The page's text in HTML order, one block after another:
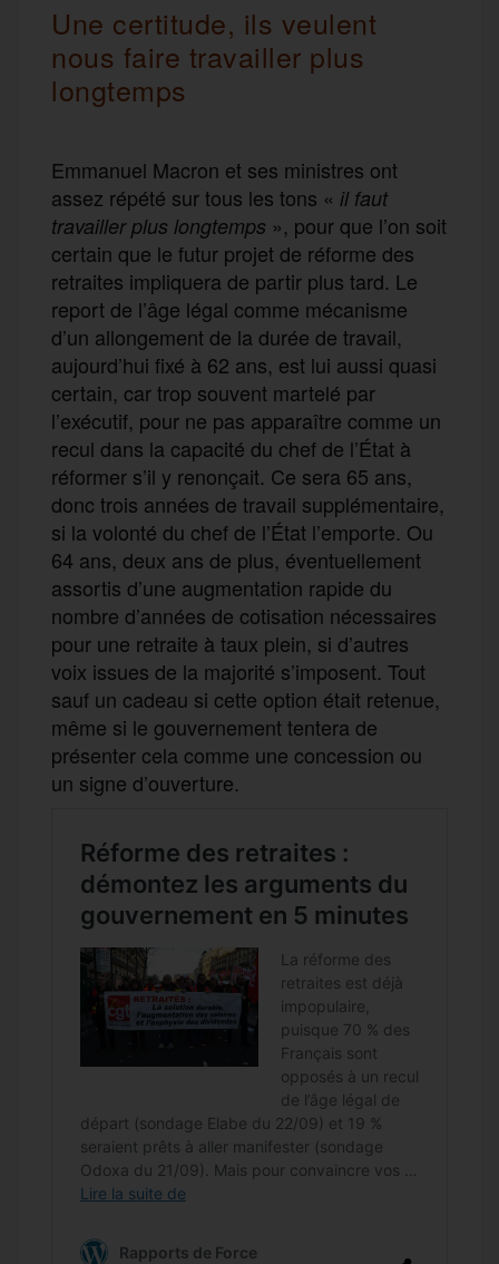
Une certitude, ils veulent
nous faire travailler plus
longtemps
Emmanuel Macron et ses ministres ont
assez répété sur tous les tons « il faut
travailler plus longtemps », pour que l’on soit
certain que le futur projet de réforme des
retraites impliquera de partir plus tard. Le
report de l’âge légal comme mécanisme
d’un allongement de la durée de travail,
aujourd’hui fixé à 62 ans, est lui aussi quasi
certain, car trop souvent martelé par
l’exécutif, pour ne pas apparaître comme un
recul dans la capacité du chef de l’État à
réformer s’il y renonçait. Ce sera 65 ans,
donc trois années de travail supplémentaire,
si la volonté du chef de l’État l’emporte. Ou
64 ans, deux ans de plus, éventuellement
assortis d’une augmentation rapide du
nombre d’années de cotisation nécessaires
pour une retraite à taux plein, si d’autres
voix issues de la majorité s’imposent. Tout
sauf un cadeau si cette option était retenue,
même si le gouvernement tentera de
présenter cela comme une concession ou
un signe d’ouverture.